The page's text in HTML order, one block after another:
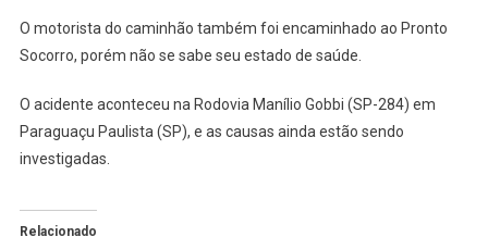
PARAGUAÇU
PAULISTA
O motorista do caminhão também foi encaminhado ao Pronto
Socorro, porém não se sabe seu estado de saúde.
O acidente aconteceu na Rodovia Manílio Gobbi (SP-284) em
Paraguaçu Paulista (SP), e as causas ainda estão sendo
investigadas.
Relacionado